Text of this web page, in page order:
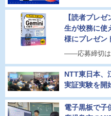
【読者プレ
生が校務に使
様にプレゼン
――応募締切は
NTT東日本、
実証実験を開
電子黒板で子